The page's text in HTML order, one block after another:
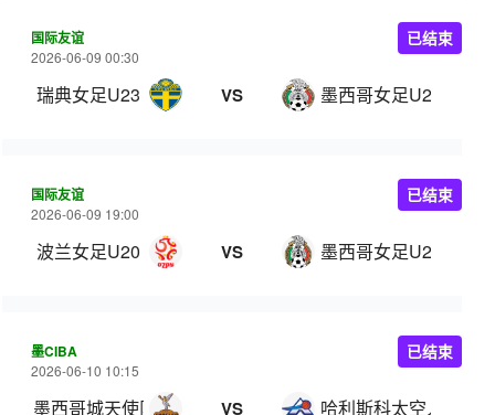
国际友谊
2026-06-09 00:30
瑞典女足U23 VS 墨西哥女足U23
已结束
国际友谊
2026-06-09 19:00
波兰女足U20 VS 墨西哥女足U20
已结束
墨CIBA
2026-06-10 10:15
墨西哥城天使队 VS 哈利斯科太空人
已结束